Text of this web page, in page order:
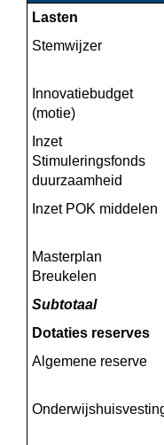
Lasten
Stemwijzer
Innovatiebudget
(motie)
Inzet
Stimuleringsfonds
duurzaamheid
Inzet POK middelen
Masterplan
Breukelen
Subtotaal
Dotaties reserves
Algemene reserve